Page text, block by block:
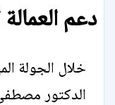
دعم
خلال الجولة
الدكتور